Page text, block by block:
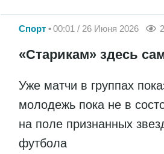
Спорт 00:01 / 26 Июня 2026
«Старикам» здесь
Уже матчи в группах
молодежь пока не в
на поле признанных
футбола